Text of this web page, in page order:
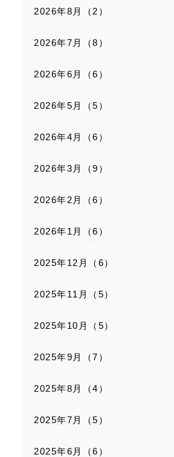
2026年8月（2）
2026年7月（8）
2026年6月（6）
2026年5月（5）
2026年4月（6）
2026年3月（9）
2026年2月（6）
2026年1月（6）
2025年12月（6）
2025年11月（5）
2025年10月（5）
2025年9月（7）
2025年8月（4）
2025年7月（5）
2025年6月（6）